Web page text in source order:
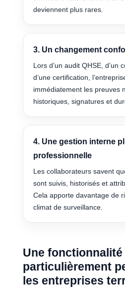
deviennent plus rares.
3. Un changement
Lors d’un audit QHSE, d’un
d’une certification,
immédiatement les preuves
historiques, signatures et
4. Une gestion interne
professionnelle
Les collaborateurs savent
sont suivis, historisés et
Cela apporte davantage de
climat de surveillance.
Une fonctionnalité
particulièrement
les entreprises